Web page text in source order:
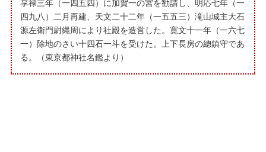
享禄三年（一四五四）に加賀一の宮を勧請し、明応七年（一
四九八）二月再建、天文二十二年（一五五三）滝山城主大石
源左衛門尉縄周により社殿を造営した。寛文十一年（一六七
一）除地のさい十四石一斗を受けた。上下長房の總鎮守であ
る。（東京都神社名鑑より）